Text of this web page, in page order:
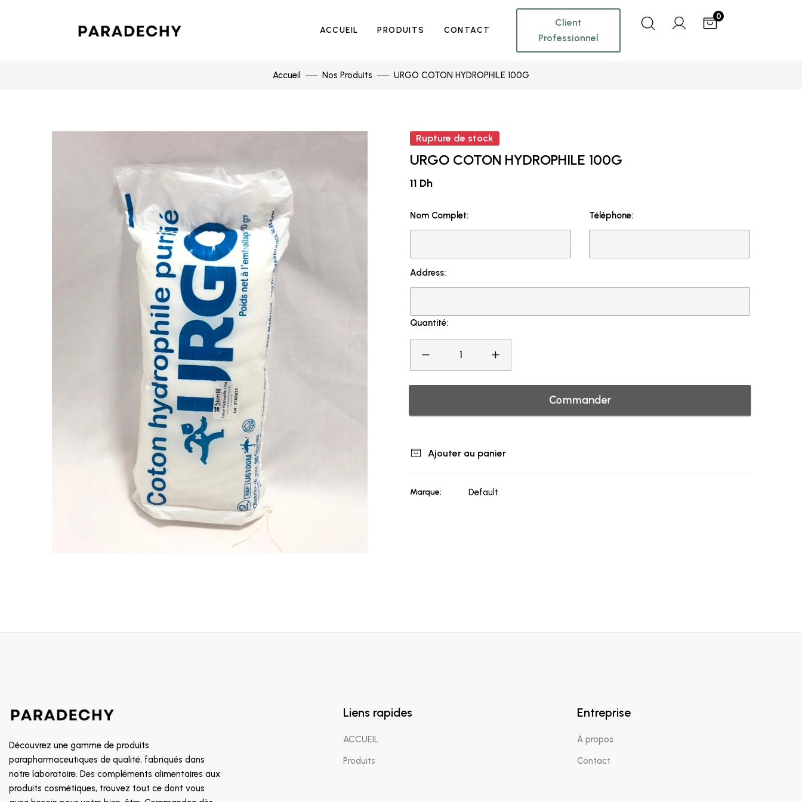
ACCUEIL PRODUITS CONTACT
Client
Professionnel
0
Accueil Nos Produits URGO COTON HYDROPHILE 100G
Rupture de stock
URGO COTON HYDROPHILE 100G
11 Dh
Nom Complet: Téléphone:
Address:
Quantité:
Commander
Ajouter au panier
Marque: Default
Découvrez une gamme de produits
parapharmaceutiques de qualité, fabriqués dans
notre laboratoire. Des compléments alimentaires aux
produits cosmétiques, trouvez tout ce dont vous
Liens rapides
ACCUEIL
Produits
Entreprise
À propos
Contact